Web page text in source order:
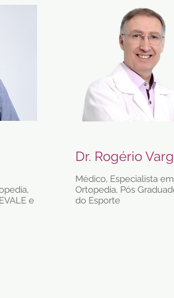
e
Dr. Rogério
Médico, Especialista
Ortopedia, Pós
do Esporte